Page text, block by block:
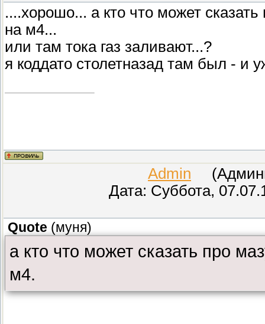
....хорошо... а кто что может
на м4...
или там тока газ заливают...?
я коддато столетназад там был - и
Admin
Дата: Суббота,
Quote (муня)
а кто что может сказать про
м4.